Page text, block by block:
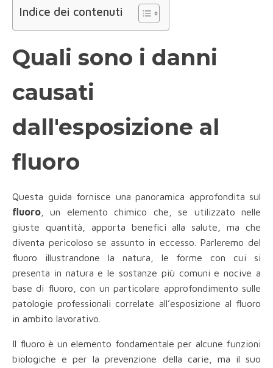
Indice dei contenuti
Quali sono i danni
causati
dall'esposizione al
fluoro
Questa guida fornisce una panoramica approfondita sul
fluoro , un elemento chimico che, se utilizzato nelle
giuste quantità, apporta benefici alla salute, ma che
diventa pericoloso se assunto in eccesso. Parleremo del
fluoro illustrandone la natura, le forme con cui si
presenta in natura e le sostanze più comuni e nocive a
base di fluoro, con un particolare approfondimento sulle
patologie professionali correlate all’esposizione al fluoro
in ambito lavorativo.
Il fluoro è un elemento fondamentale per alcune funzioni
biologiche e per la prevenzione della carie, ma il suo